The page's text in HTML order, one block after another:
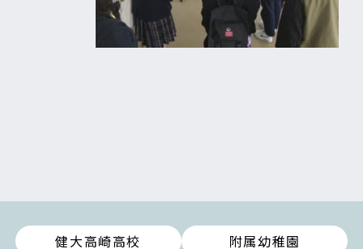
健大高崎高校 附属幼稚園